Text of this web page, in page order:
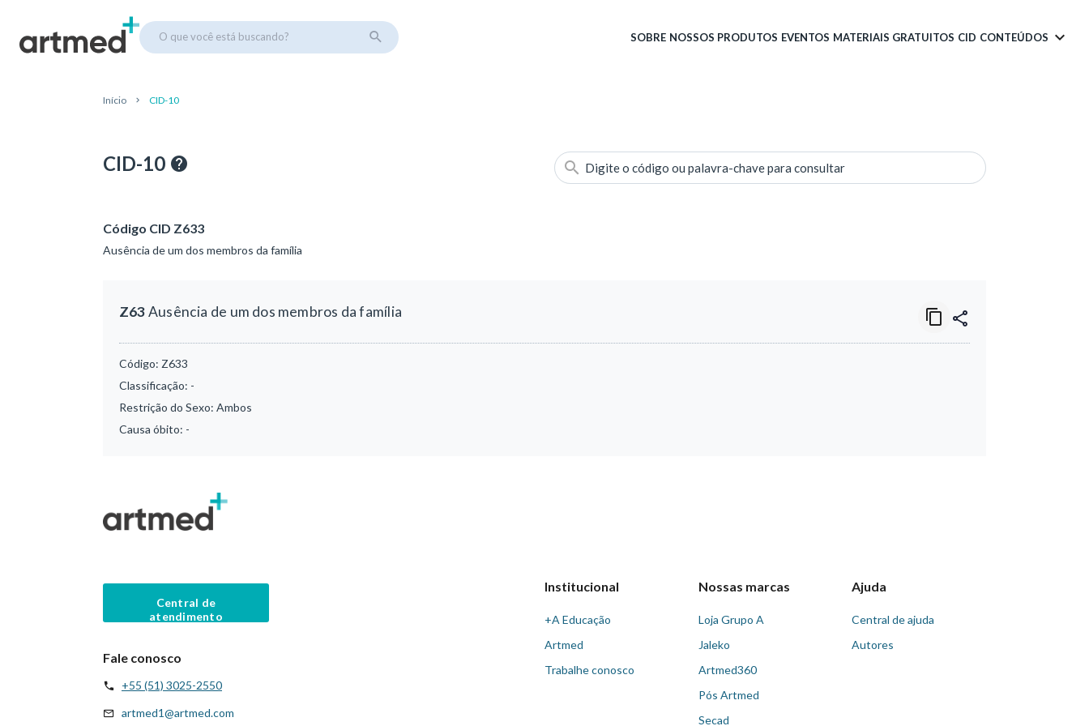
O que você está buscando? SOBRE NOSSOS PRODUTOS EVENTOS MATERIAIS GRATUITOS CID CONTEÚDOS
Início CID-10
CID-10 Digite o código ou palavra-chave para consultar
Código CID Z633
Ausência de um dos membros da família
Z63Ausência de um dos membros da família
Código: Z633
Classificação: -
Restrição do Sexo: Ambos
Causa óbito: -
Central de
atendimento
Fale conosco
+55 (51) 3025-2550
artmed1@artmed.com
Institucional
+A Educação
Artmed
Trabalhe conosco
Nossas marcas
Loja Grupo A
Jaleko
Artmed360
Pós Artmed
Secad
Ajuda
Central de ajuda
Autores